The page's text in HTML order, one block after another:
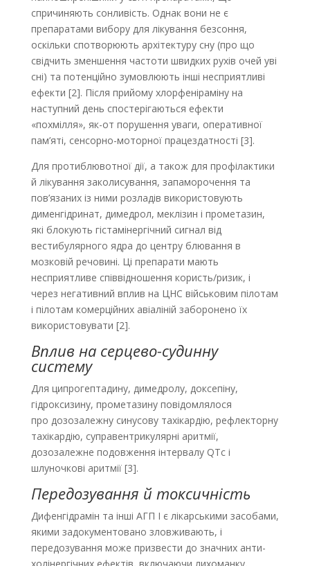
спричиняють сонливість. Однак вони не є
препаратами вибору для лікування безсоння,
оскільки спотворюють архітектуру сну (про що
свідчить зменшення частоти швидких рухів очей уві
сні) та потенційно зумовлюють інші несприятливі
ефекти [2]. Після прийому хлорфеніраміну на
наступний день спостерігаються ефекти
«похмілля», як-от порушення уваги, оперативної
пам’яті, сенсорно-моторної працездатності [3].
Для протиблювотної дії, а також для профілактики
й лікування заколисування, запаморочення та
пов’язаних із ними розладів використовують
дименгідринат, димедрол, меклізин і прометазин,
які блокують гістамінергічний сигнал від
вестибулярного ядра до центру блювання в
мозковій речовині. Ці препарати мають
несприятливе співвідношення користь/ризик, і
через негативний вплив на ЦНС військовим пілотам
і пілотам комерційних авіаліній заборонено їх
використовувати [2].
Вплив на серцево-судинну
систему
Для ципрогептадину, димедролу, доксепіну,
гідроксизину, прометазину повідомлялося
про дозозалежну синусову тахікардію, рефлекторну
тахікардію, суправентрикулярні аритмії,
дозозалежне подовження інтервалу QTc і
шлуночкові аритмії [3].
Передозування й токсичність
Дифенгідрамін та інші АГП І є лікарськими засобами,
якими задокументовано зловживають, і
передозування може призвести до значних анти­